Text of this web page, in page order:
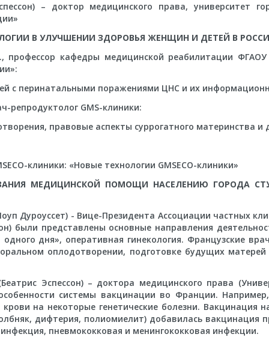
– доктор медицинского права, университет
В УЛУЧШЕНИИ ЗДОРОВЬЯ ЖЕНЩИН И ДЕТЕЙ В
профессор кафедры медицинской реабилитации
с перинатальными поражениями ЦНС и их
репродуктолог GMS-клиники:
правовые аспекты суррогатного материнства и
клиники: «Новые технологии GMSECO-клиники»
МЕДИЦИНСКОЙ ПОМОЩИ НАСЕЛЕНИЮ ГОРОДА
Дуроуссет) - Вице-Президента Ассоциации частных
были представлены основные направления
дня», оперативная гинекология. Французские
оплодотворении, подготовке будущих
Эспессон) – доктора медицинского права
системы вакцинации во Франции.
на некоторые генетические болезни. Вакцинация
дифтерия, полиомиелит) добавилась вакцинация
пневмококковая и менингококковая инфекции.